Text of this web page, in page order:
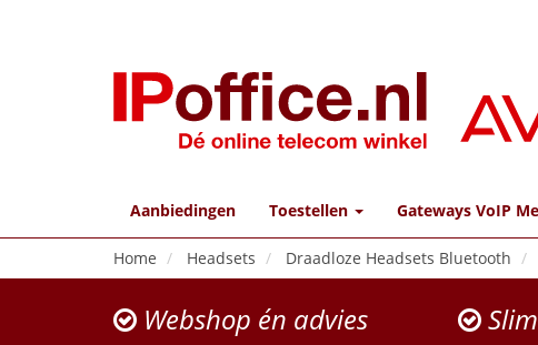
Aanbiedingen Toestellen Gateways VoIP
Home Headsets Draadloze Headsets Bluetooth
Webshop én advies